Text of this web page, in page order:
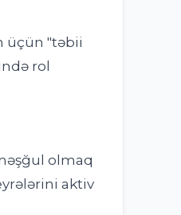
üçün "təbii
rol
olmaq
aktiv